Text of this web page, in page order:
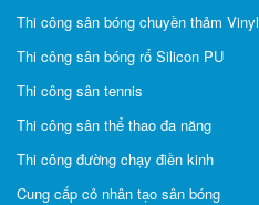
Thi công sân bóng chuyền thảm Vinyl
Thi công sân bóng rổ Silicon PU
Thi công sân tennis
Thi công sân thể thao đa năng
Thi công đường chạy điền kinh
Cung cấp cỏ nhân tạo sân bóng